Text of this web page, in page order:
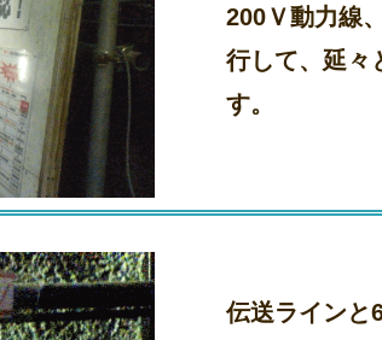
200Ｖ動力線
行して、延々
す。
伝送ラインと